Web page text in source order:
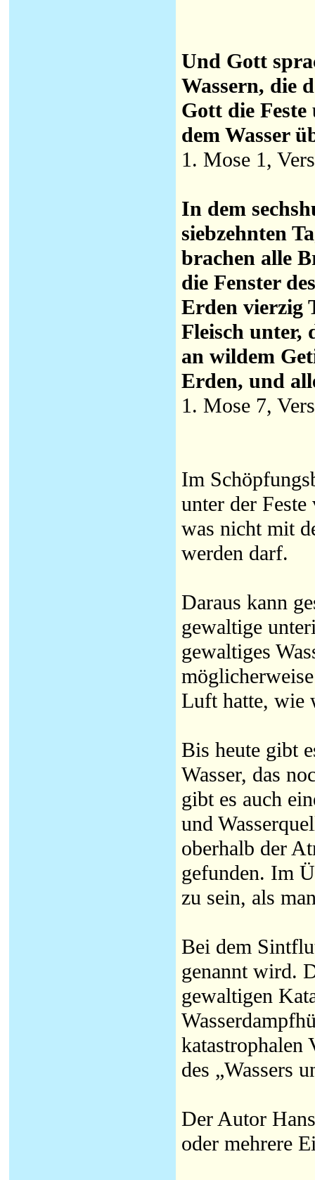
Und Gott
Wassern, die
Gott die Feste
dem Wasser
1. Mose 1,
In dem
siebzehnten
brachen alle
die Fenster
Erden vierzig
Fleisch unter,
an wildem
Erden, und
1. Mose 7,
Im
unter der Feste
was nicht mit
werden darf.
Daraus kann
gewaltige
gewaltiges
Luft hatte, wie
Bis heute gibt
Wasser, das
gibt es auch
und
oberhalb der
gefunden. Im
zu sein, als
Bei dem
genannt wird.
gewaltigen
katastrophalen
des „Wassers
Der Autor
oder mehrere